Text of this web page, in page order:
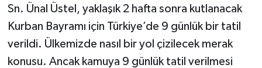
Sn. Ünal Üstel, yaklaşık 2 hafta sonra kutlanacak
Kurban Bayramı için Türkiye’de 9 günlük bir tatil
verildi. Ülkemizde nasıl bir yol çizilecek merak
konusu. Ancak kamuya 9 günlük tatil verilmesi